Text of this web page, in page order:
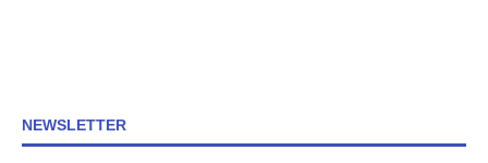
NEWSLETTER